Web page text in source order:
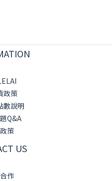
政策
數說明
Q&A
策
US
作